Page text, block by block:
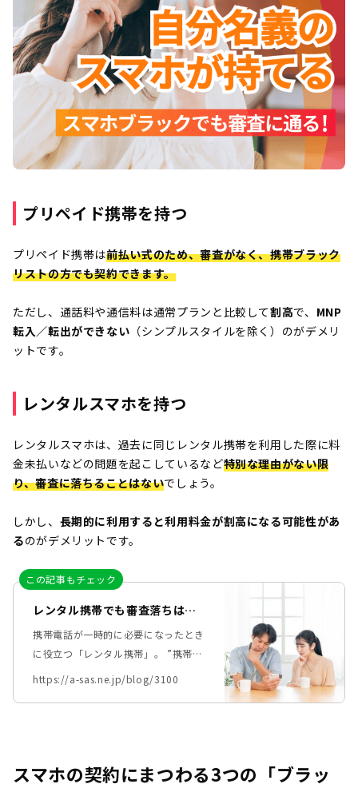
プリペイド携帯を持つ
プリペイド携帯は前払い式のため、審査がなく、携帯ブラック
リストの方でも契約できます。
ただし、通話料や通信料は通常プランと比較して割高で、 MNP
転入／転出ができない （シンプルスタイルを除く）のがデメリ
ットです。
レンタルスマホを持つ
レンタルスマホは、過去に同じレンタル携帯を利用した際に料
金未払いなどの問題を起こしているなど特別な理由がない限
り、審査に落ちることはないでしょう。
しかし、 長期的に利用すると利用料金が割高になる可能性があ
るのがデメリットです。
この記事もチェック
レンタル携帯でも審査落ちはあ
る？審査落ちの対処法を解説！
携帯電話が一時的に必要になったとき
に役立つ「レンタル携帯」。 ”携帯ブ
ラック”で携帯の契約審査に落ちてし
際に気になる以下の点を解説していま
https://a-sas.ne.jp/blog/3100
スマホの契約にまつわる3つの「ブラッ